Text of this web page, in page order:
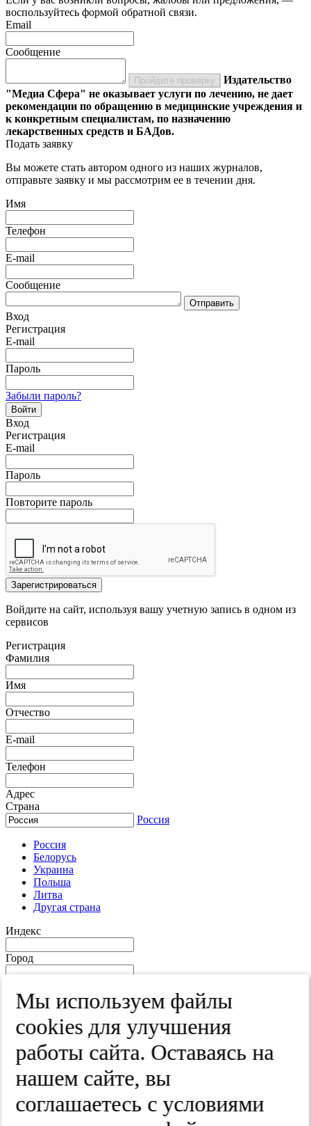
воспользуйтесь формой обратной связи.
Email
Сообщение
Пройдите проверку
Издательство
"Медиа Сфера" не оказывает услуги по лечению, не дает
рекомендации по обращению в медицинские учреждения и
к конкретным специалистам, по назначению
лекарственных средств и БАДов.
Подать заявку
Вы можете стать автором одного из наших журналов,
отправьте заявку и мы рассмотрим ее в течении дня.
Имя
Телефон
E-mail
Сообщение
Отправить
Вход
Регистрация
E-mail
Пароль
Забыли пароль?
Войти
Вход
Регистрация
E-mail
Пароль
Повторите пароль
Зарегистрироваться
Войдите на сайт, используя вашу учетную запись в одном из
сервисов
Регистрация
Фамилия
Имя
Отчество
E-mail
Телефон
Адрес
Страна
Россия
Россия
Белорусь
Украина
Польша
Литва
Другая страна
Индекс
Город
Улица
Квартира
Мы используем файлы
cооkies для улучшения
работы сайта. Оставаясь на
нашем сайте, вы
соглашаетесь с условиями